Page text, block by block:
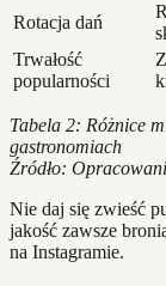
Rotacja dań
Trwałość
popularności
Tabela 2: Różnice
gastronomiach
Źródło:
Nie daj się zwieść
jakość zawsze
na Instagramie.